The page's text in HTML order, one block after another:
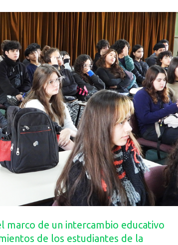
marco de un intercambio educativo
de los estudiantes de la